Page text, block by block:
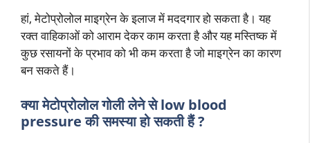
हां, मेटोप्रोलोल माइग्रेन के इलाज में मददगार हो सकता है। यह
रक्त वाहिकाओं को आराम देकर काम करता है और यह मस्तिष्क में
कुछ रसायनों के प्रभाव को भी कम करता है जो माइग्रेन का कारण
बन सकते हैं।
क्या मेटोप्रोलोल गोली लेने से low blood
pressure की समस्या हो सकती हैं ?